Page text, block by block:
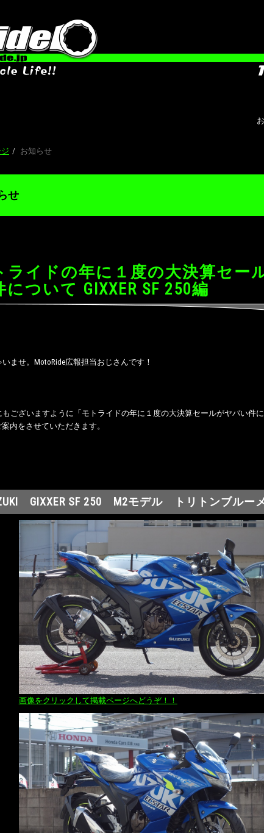
お知らせ オ
お知らせ
せ
ライドの年に１度の大決算セー
について GIXXER SF 250編
ませ。MotoRide広報担当おじさんです！
ございますように「モトライドの年に１度の大決算セールがヤバい件に
内をさせていただきます。
GIXXER SF 250 M2モデル トリトンブルー
画像をクリックして掲載ページへどうぞ！！